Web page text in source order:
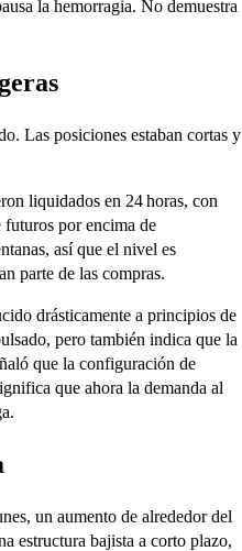
la hemorragia. No demuestra
Las posiciones estaban cortas y
liquidados en 24 horas, con
por encima de
así que el nivel es
parte de las compras.
drásticamente a principios de
pero también indica que la
que la configuración de
que ahora la demanda al
un aumento de alrededor del
estructura bajista a corto plazo,